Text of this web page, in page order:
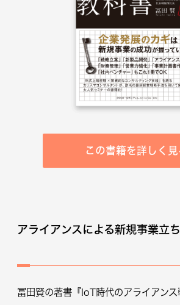
この書籍を詳しく見
アライアンスによる新規事業立
冨田賢の著書『IoT時代のアライアン